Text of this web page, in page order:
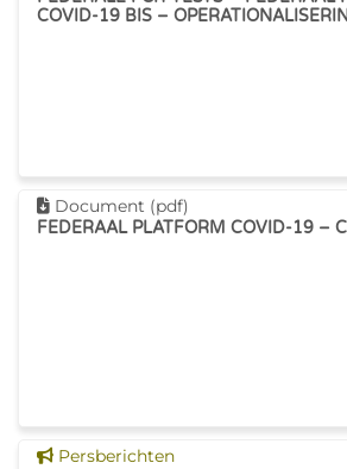
strategische maandvoorraad
COVID-19 BIS –
Dit document downloaden
Document (pdf)
FEDERAAL PLATFORM COVID-19 –
Dit nieuws tonen
Persberichten